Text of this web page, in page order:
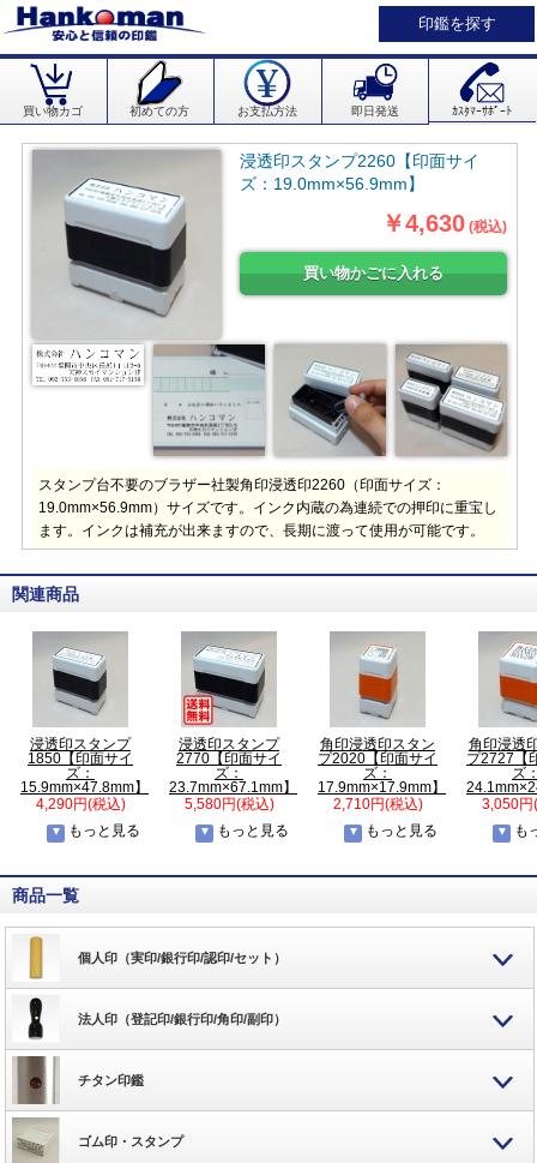
印鑑を探す
買い物カゴ 初めての方 お支払方法 即日発送 ｶｽﾀﾏｰｻﾎﾟｰﾄ
浸透印スタンプ2260【印面サイ
ズ：19.0mm×56.9mm】
￥4,630 (税込)
スタンプ台不要のブラザー社製角印浸透印2260（印面サイズ：
19.0mm×56.9mm）サイズです。インク内蔵の為連続での押印に重宝し
ます。インクは補充が出来ますので、長期に渡って使用が可能です。
関連商品
浸透印スタンプ
1850【印面サイ
ズ：
15.9mm×47.8mm】
4,290円(税込)
もっと見る
浸透印スタンプ
2770【印面サイ
ズ：
23.7mm×67.1mm】
5,580円(税込)
もっと見る
角印浸透印スタン
プ2020【印面サイ
ズ：
17.9mm×17.9mm】
2,710円(税込)
もっと見る
角印浸透
プ2727【
ズ
3,050円
も
商品一覧
個人印（実印/銀行印/認印/セット）
法人印（登記印/銀行印/角印/副印）
チタン印鑑
ゴム印・スタンプ